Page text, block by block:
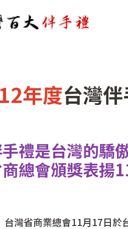
年度台灣
禮是台灣的驕
總會頒獎表揚
灣省商業總會11月17日於台